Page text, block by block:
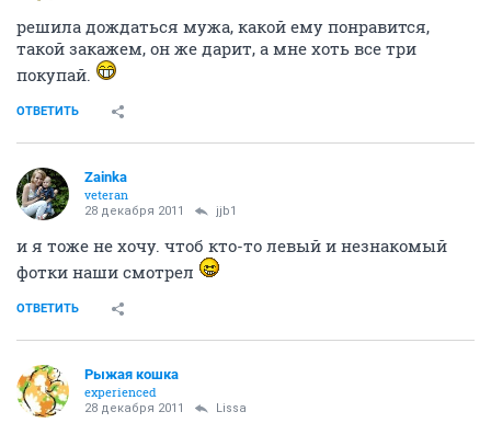
решила дождаться мужа, какой ему понравится,
такой закажем, он же дарит, а мне хоть все три
покупай.
ОТВЕТИТЬ
Zainka
veteran
28 декабря 2011 jjb1
и я тоже не хочу. чтоб кто-то левый и незнакомый
фотки наши смотрел
ОТВЕТИТЬ
Рыжая кошка
experienced
28 декабря 2011 Lissa